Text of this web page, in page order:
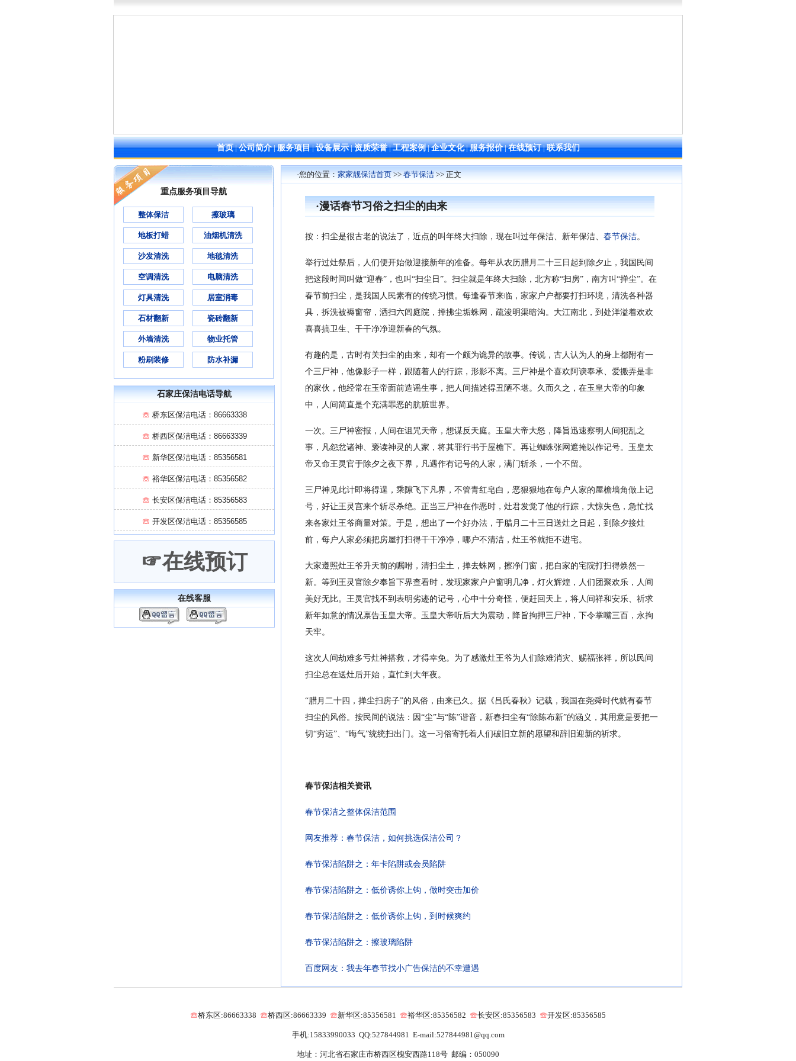
首页|公司简介|服务项目|设备展示|资质荣誉|工程案例|企业文化|服务报价|在线预订|联系我们
·您的位置：家家靓保洁首页>>春节保洁>> 正文
·漫话春节习俗之扫尘的由来
按：扫尘是很古老的说法了，近点的叫年终大扫除，现在叫过年保洁、新年保洁、 春节保洁。
举行过灶祭后，人们便开始做迎接新年的准备。每年从农历腊月二十三日起到除夕止，我国民间
把这段时间叫做“迎春”，也叫“扫尘日”。扫尘就是年终大扫除，北方称“扫房”，南方叫“掸尘”。在
春节前扫尘，是我国人民素有的传统习惯。每逢春节来临，家家户户都要打扫环境，清洗各种器
具，拆洗被褥窗帘，洒扫六闾庭院，掸拂尘垢蛛网，疏浚明渠暗沟。大江南北，到处洋溢着欢欢
喜喜搞卫生、干干净净迎新春的气氛。
有趣的是，古时有关扫尘的由来，却有一个颇为诡异的故事。传说，古人认为人的身上都附有一
个三尸神，他像影子一样，跟随着人的行踪，形影不离。三尸神是个喜欢阿谀奉承、爱搬弄是非
的家伙，他经常在玉帝面前造谣生事，把人间描述得丑陋不堪。久而久之，在玉皇大帝的印象
中，人间简直是个充满罪恶的肮脏世界。
一次。三尸神密报，人间在诅咒天帝，想谋反天庭。玉皇大帝大怒，降旨迅速察明人间犯乱之
事，凡怨忿诸神、亵读神灵的人家，将其罪行书于屋檐下。再让蜘蛛张网遮掩以作记号。玉皇太
帝又命王灵官于除夕之夜下界，凡遇作有记号的人家，满门斩杀，一个不留。
三尸神见此计即将得逞，乘隙飞下凡界，不管青红皂白，恶狠狠地在每户人家的屋檐墙角做上记
号，好让王灵宫来个斩尽杀绝。正当三尸神在作恶时，灶君发觉了他的行踪，大惊失色，急忙找
来各家灶王爷商量对策。于是，想出了一个好办法，于腊月二十三日送灶之日起，到除夕接灶
前，每户人家必须把房屋打扫得干干净净，哪户不清洁，灶王爷就拒不进宅。
大家遵照灶王爷升天前的嘱咐，清扫尘土，掸去蛛网，擦净门窗，把自家的宅院打扫得焕然一
新。等到王灵官除夕奉旨下界查看时，发现家家户户窗明几净，灯火辉煌，人们团聚欢乐，人间
美好无比。王灵官找不到表明劣迹的记号，心中十分奇怪，便赶回天上，将人间祥和安乐、祈求
新年如意的情况禀告玉皇大帝。玉皇大帝听后大为震动，降旨拘押三尸神，下令掌嘴三百，永拘
天牢。
这次人间劫难多亏灶神搭救，才得幸免。为了感激灶王爷为人们除难消灾、赐福张祥，所以民间
扫尘总在送灶后开始，直忙到大年夜。
“腊月二十四，掸尘扫房子”的风俗，由来已久。据《吕氏春秋》记载，我国在尧舜时代就有春节
扫尘的风俗。按民间的说法：因“尘”与“陈”谐音，新春扫尘有“除陈布新”的涵义，其用意是要把一
切“穷运”、“晦气”统统扫出门。这一习俗寄托着人们破旧立新的愿望和辞旧迎新的祈求。
春节保洁相关资讯
春节保洁之整体保洁范围
网友推荐：春节保洁，如何挑选保洁公司？
春节保洁陷阱之：年卡陷阱或会员陷阱
春节保洁陷阱之：低价诱你上钩，做时突击加价
春节保洁陷阱之：低价诱你上钩，到时候爽约
春节保洁陷阱之：擦玻璃陷阱
百度网友：我去年春节找小广告保洁的不幸遭遇
重点服务项目导航
整体保洁 擦玻璃
地板打蜡 油烟机清洗
沙发清洗 地毯清洗
空调清洗 电脑清洗
灯具清洗 居室消毒
石材翻新 瓷砖翻新
外墙清洗 物业托管
粉刷装修 防水补漏
石家庄保洁电话导航
☏ 桥东区保洁电话：86663338
☏ 桥西区保洁电话：86663339
☏ 新华区保洁电话：85356581
☏ 裕华区保洁电话：85356582
☏ 长安区保洁电话：85356583
☏ 开发区保洁电话：85356585
☞在线预订
在线客服
☏桥东区:86663338 ☏桥西区:86663339 ☏新华区:85356581 ☏裕华区:85356582 ☏长安区:85356583 ☏开发区:85356585
手机:15833990033 QQ:527844981 E-mail:527844981@qq.com
地址：河北省石家庄市桥西区槐安西路118号 邮编：050090